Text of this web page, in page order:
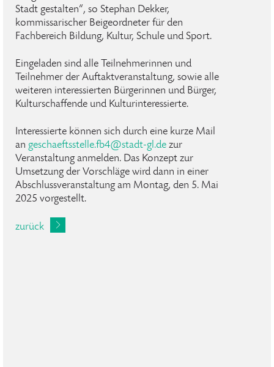
Stadt gestalten“, so Stephan Dekker,
kommissarischer Beigeordneter für den
Fachbereich Bildung, Kultur, Schule und Sport.
Eingeladen sind alle Teilnehmerinnen und
Teilnehmer der Auftaktveranstaltung, sowie alle
weiteren interessierten Bürgerinnen und Bürger,
Kulturschaffende und Kulturinteressierte.
Interessierte können sich durch eine kurze Mail
an geschaeftsstelle.fb4@stadt-gl.de zur
Veranstaltung anmelden. Das Konzept zur
Umsetzung der Vorschläge wird dann in einer
Abschlussveranstaltung am Montag, den 5. Mai
2025 vorgestellt.
zurück